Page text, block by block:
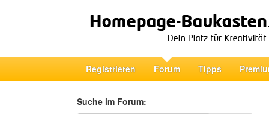
Registrieren Forum Tipps
Suche im Forum: